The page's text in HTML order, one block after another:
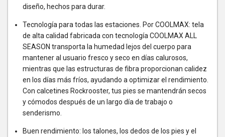
diseño, hechos para durar.
Tecnología para todas las estaciones. Por COOLMAX: tela
de alta calidad fabricada con tecnología COOLMAX ALL
SEASON transporta la humedad lejos del cuerpo para
mantener al usuario fresco y seco en días calurosos,
mientras que las estructuras de fibra proporcionan calidez
en los días más fríos, ayudando a optimizar el rendimiento.
Con calcetines Rockrooster, tus pies se mantendrán secos
y cómodos después de un largo día de trabajo o
senderismo.
Buen rendimiento: los talones, los dedos de los pies y el